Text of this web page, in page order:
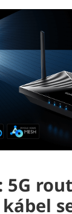
5G